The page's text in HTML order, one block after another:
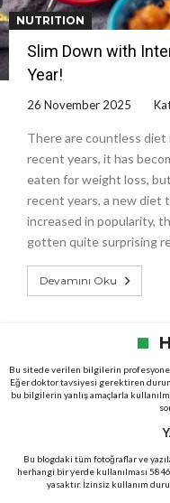
NUTRITION
Slim Down with
Year!
26 November 2025
There are countless
recent years, it has
eaten for weight loss,
recent years, a new diet
increased in popularity,
gotten quite surprising
Devamını Oku
Bu sitede verilen bilgilerin
Eğer doktor tavsiyesi gerektiren
bu bilgilerin yanlış amaçlarla
Bu blogdaki tüm fotoğraflar ve
herhangi bir yerde kullanılması 5846
yasaktır. İzinsiz kullanım